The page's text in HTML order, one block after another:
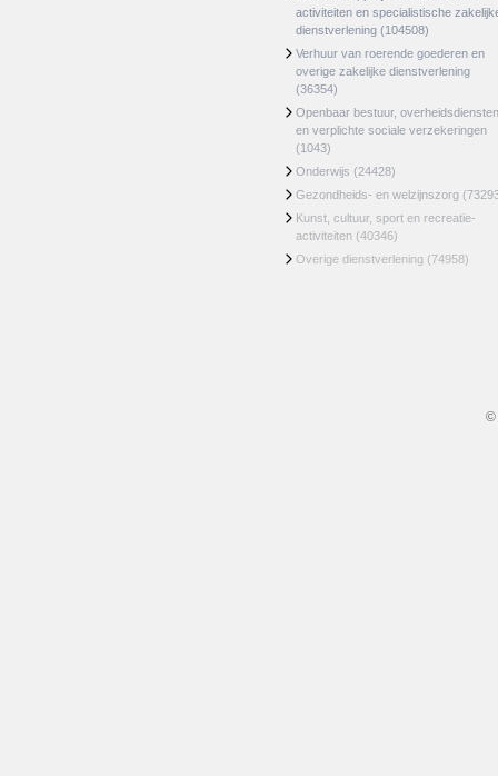
activiteiten en specialistische
dienstverlening (104508)
Verhuur van roerende goederen en
overige zakelijke dienstverlening
(36354)
Openbaar bestuur, overheidsdiensten
en verplichte sociale verzekeringen
(1043)
Onderwijs (24428)
Gezondheids- en welzijnszorg
Kunst, cultuur, sport en recreatie-
activiteiten (40346)
Overige dienstverlening (74958)
©